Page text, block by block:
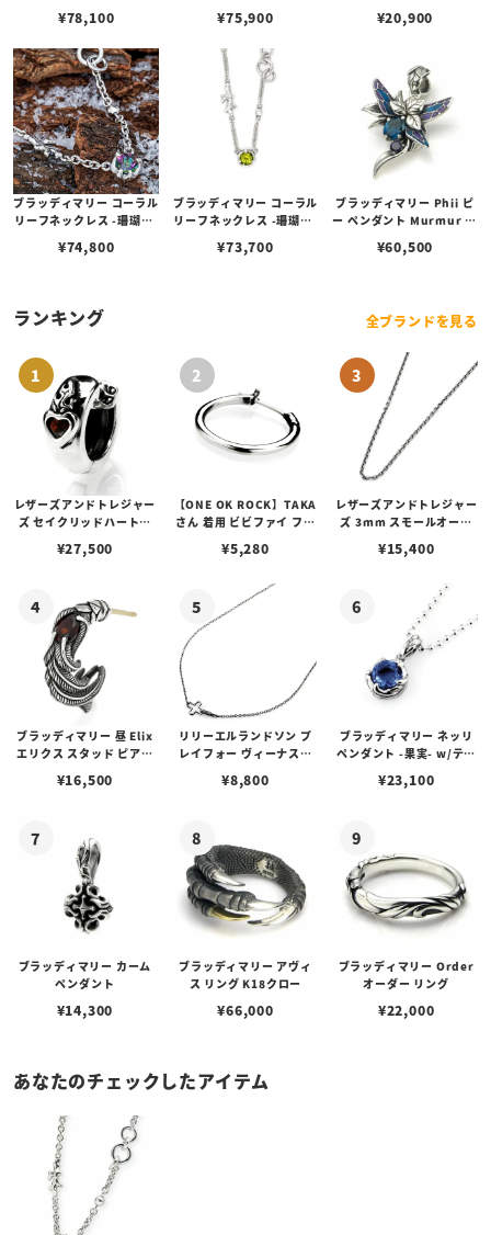
ズ
¥78,100 ¥75,900 ¥20,900
ブラッディマリー コーラル
リーフネックレス -珊瑚礁-
¥74,800
ブラッディマリー コーラル
リーフネックレス -珊瑚礁-
¥73,700
ブラッディマリー Phii ピ
ー ペンダント Murmur マ
¥60,500
ランキング 全ブランドを見る
レザーズアンドトレジャー
ズ セイクリッドハートピ
¥27,500
【ONE OK ROCK】TAKA
さん 着用 ビビファイ フー
¥5,280
レザーズアンドトレジャー
ズ 3mm スモールオーバ
ブスタークラスプ＆LTロ
¥15,400
ブラッディマリー 昼 Elix
エリクス スタッド ピアス
¥16,500
リリーエルランドソン プ
レイフォー ヴィーナスチ
¥8,800
ブラッディマリー ネッリ
ペンダント -果実- w/ティ
¥23,100
ブラッディマリー カーム
ペンダント
¥14,300
ブラッディマリー アヴィ
ス リング K18クロー
¥66,000
ブラッディマリー Order
オーダー リング
¥22,000
あなたのチェックしたアイテム